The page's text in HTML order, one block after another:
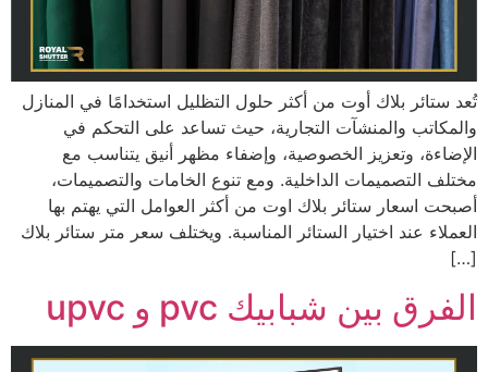
تُعد ستائر بلاك أوت من أكثر حلول التظليل استخدامًا في المنازل
والمكاتب والمنشآت التجارية، حيث تساعد على التحكم في
الإضاءة، وتعزيز الخصوصية، وإضفاء مظهر أنيق يتناسب مع
مختلف التصميمات الداخلية. ومع تنوع الخامات والتصميمات،
أصبحت اسعار ستائر بلاك اوت من أكثر العوامل التي يهتم بها
العملاء عند اختيار الستائر المناسبة. ويختلف سعر متر ستائر بلاك
[…]
الفرق بين شبابيك pvc و upvc